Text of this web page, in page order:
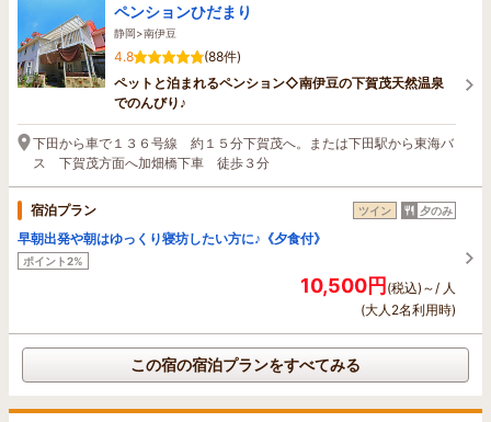
ペンションひだまり
静岡>南伊豆
4.8
(88件)
ペットと泊まれるペンション◇南伊豆の下賀茂天然温泉
でのんびり♪
下田から車で１３６号線 約１５分下賀茂へ。または下田駅から東海バ
ス 下賀茂方面へ加畑橋下車 徒歩３分
宿泊プラン ツイン 夕のみ
早朝出発や朝はゆっくり寝坊したい方に♪《夕食付》
ポイント2%
10,500円(税込)～/ 人
(大人2名利用時)
この宿の宿泊プランをすべてみる